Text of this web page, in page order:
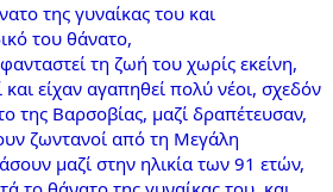
της γυναίκας του και
του θάνατο,
τη ζωή του χωρίς εκείνη,
είχαν αγαπηθεί πολύ νέοι, σχεδόν
της Βαρσοβίας, μαζί δραπέτευσαν,
ζωντανοί από τη Μεγάλη
μαζί στην ηλικία των 91 ετών,